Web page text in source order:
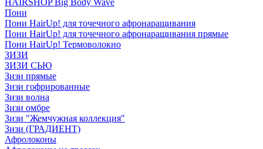
HAIRSHOP Big Body Wave
Пони
Пони HairUp! для точечного афронаращивания
Пони HairUp! для точечного афронаращивания прямые
Пони HairUp! Термоволокно
ЗИЗИ
ЗИЗИ СЬЮ
Зизи прямые
Зизи гофрированные
Зизи волна
Зизи омбре
Зизи "Жемчужная коллекция"
Зизи (ГРАДИЕНТ)
Афролоконы